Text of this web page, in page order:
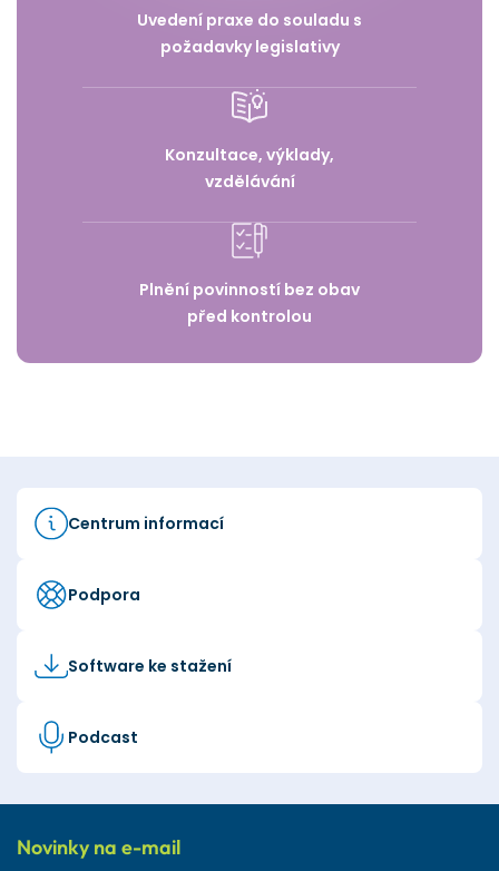
Uvedení praxe do souladu s
požadavky legislativy
Konzultace, výklady,
vzdělávání
Plnění povinností bez obav
před kontrolou
Centrum informací
Podpora
Software ke stažení
Podcast
Novinky na e-mail